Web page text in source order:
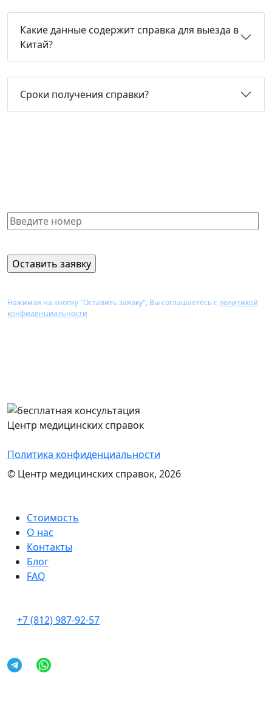
Какие данные содержит справка для выезда в
Китай?
Сроки получения справки?
Нажимая на кнопку "Оставить заявку", Вы соглашаетесь с политикой
конфиденциальности
Центр медицинских справок
Политика конфиденциальности
© Центр медицинских справок, 2026
Стоимость
О нас
Контакты
Блог
FAQ
+7 (812) 987-92-57